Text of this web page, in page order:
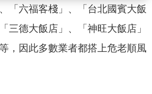
「六福客棧」、「台北國賓大飯
三德大飯店」、「神旺大飯店」
，因此多數業者都搭上危老順風